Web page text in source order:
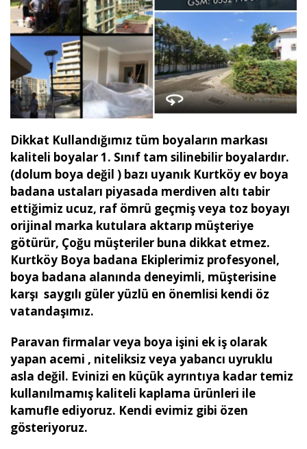
Dikkat Kullandığımız tüm boyaların markası
kaliteli boyalar 1. Sınıf tam silinebilir boyalardır.
(dolum boya değil ) bazı uyanık Kurtköy ev boya
badana ustaları piyasada merdiven altı tabir
ettiğimiz ucuz, raf ömrü geçmiş veya toz boyayı
orijinal marka kutulara aktarıp müşteriye
götürür, Çoğu müşteriler buna dikkat etmez.
Kurtköy Boya badana Ekiplerimiz profesyonel,
boya badana alanında deneyimli, müşterisine
karşı saygılı güler yüzlü en önemlisi kendi öz
vatandaşımız.
Paravan firmalar veya boya işini ek iş olarak
yapan acemi , niteliksiz veya yabancı uyruklu
asla değil. Evinizi en küçük ayrıntıya kadar temiz
kullanılmamış kaliteli kaplama ürünleri ile
kamufle ediyoruz. Kendi evimiz gibi özen
gösteriyoruz.